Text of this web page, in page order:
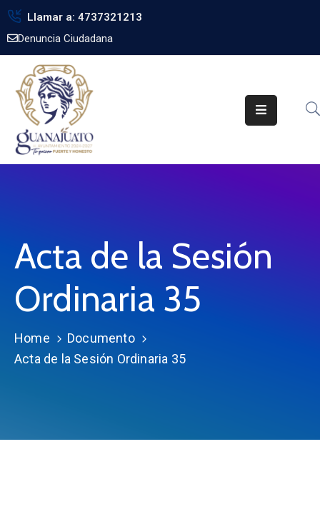
Llamar a: 4737321213
Denuncia Ciudadana
Inicio
Gobierno
Trámites
Noticias
Pública
Biblioteca
Acta de la Sesión
Ordinaria 35
Home
Documento
Acta de la Sesión Ordinaria 35